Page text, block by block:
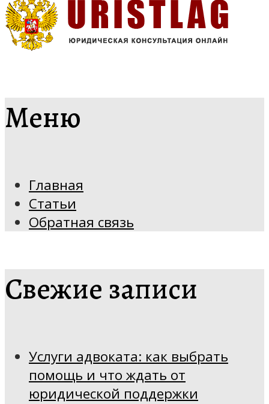
Меню
Главная
Статьи
Обратная связь
Свежие записи
Услуги адвоката: как выбрать
помощь и что ждать от
юридической поддержки